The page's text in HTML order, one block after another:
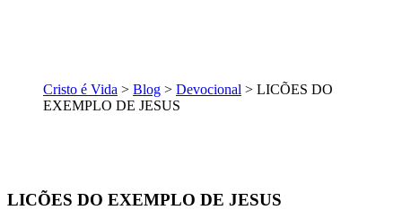
Cristo é Vida > Blog > Devocional > LICÕES DO
EXEMPLO DE JESUS
LICÕES DO EXEMPLO DE JESUS